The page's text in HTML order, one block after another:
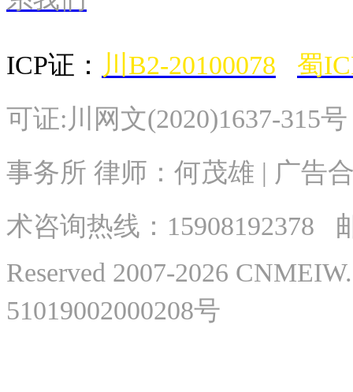
ICP证： 川B2-20100078
蜀
可证:川网文(2020)1637-315
事务所 律师：何茂雄 | 广告
术咨询热线： 15908192378
Reserved 2007-2026
51019002000208号